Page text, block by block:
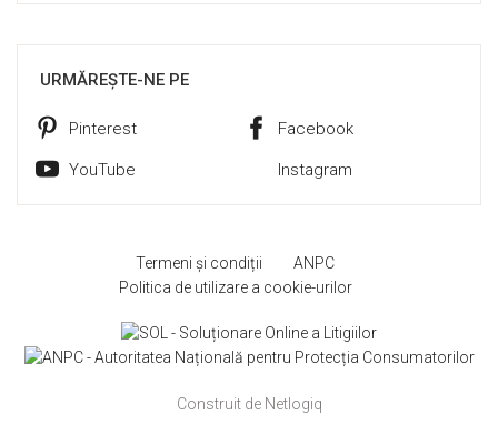
URMĂREȘTE-NE PE
Pinterest Facebook
YouTube Instagram
Termeni și condiții
ANPC
Politica de utilizare a cookie-urilor
Construit de Netlogiq